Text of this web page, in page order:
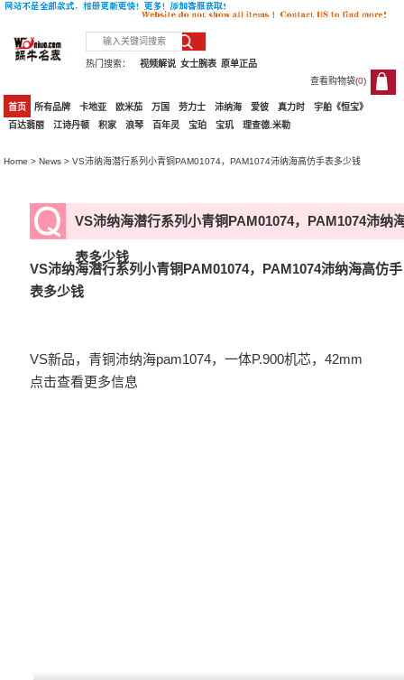
热门搜索： 原单正品
女士腕表
视频解说
查看购物袋(0)
0
首页 所有品牌 卡地亚 欧米茄 万国 劳力士 沛纳海 爱彼 真力时
宇舶《恒宝》
百达翡丽
江诗丹顿 积家 浪琴 百年灵 宝珀 宝玑 理查德.米勒
Home >News > VS沛纳海潜行系列小青铜PAM01074，PAM1074沛纳海高仿手表多少钱
VS沛纳海潜行系列小青铜PAM01074，PAM1074沛纳
表多少钱
VS沛纳海潜行系列小青铜PAM01074，PAM1074沛纳海高仿手
表多少钱
VS新品，青铜沛纳海pam1074，一体P.900机芯，42mm
点击查看更多信息